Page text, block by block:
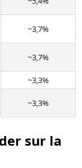
~3,7%
~3,7%
~3,3%
~3,3%
sur la